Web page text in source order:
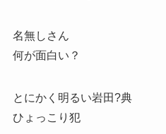
名無しさん
何が面白い？
とにかく明るい岩田?典
ひょっこり犯